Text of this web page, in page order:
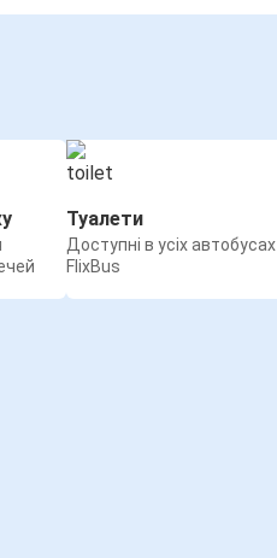
Туалети
Доступні в усіх автобусах
FlixBus